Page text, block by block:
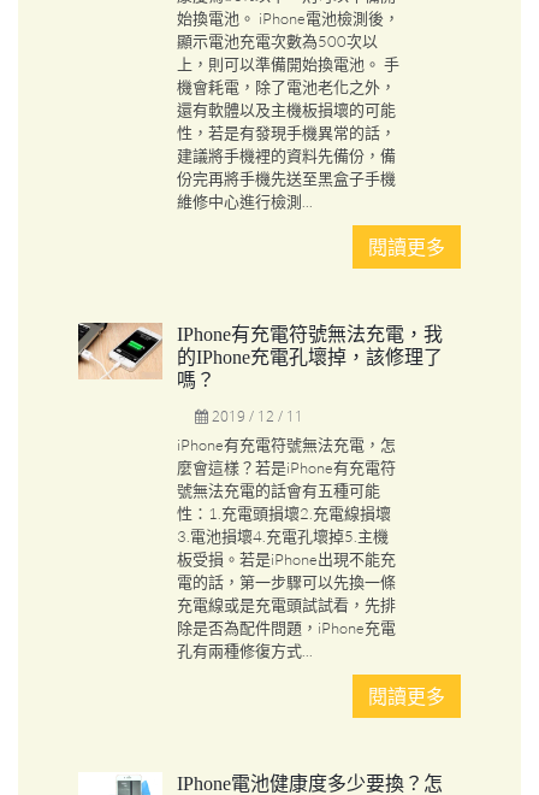
始換電池。 iPhone電池檢測後，
顯示電池充電次數為500次以
上，則可以準備開始換電池。 手
機會耗電，除了電池老化之外，
還有軟體以及主機板損壞的可能
性，若是有發現手機異常的話，
建議將手機裡的資料先備份，備
份完再將手機先送至黑盒子手機
維修中心進行檢測...
閱讀更多
IPhone有充電符號無法充電，我
的iPhone充電孔壞掉，該修理了
嗎？
2019 / 12 / 11
iPhone有充電符號無法充電，怎
麼會這樣？若是iPhone有充電符
號無法充電的話會有五種可能
性：1.充電頭損壞2.充電線損壞
3.電池損壞4.充電孔壞掉5.主機
板受損。若是iPhone出現不能充
電的話，第一步驟可以先換一條
充電線或是充電頭試試看，先排
除是否為配件問題，iPhone充電
孔有兩種修復方式...
閱讀更多
IPhone電池健康度多少要換？怎